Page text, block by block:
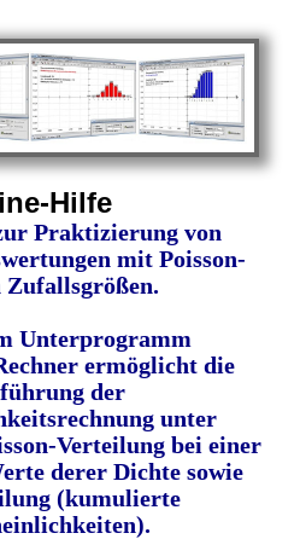
Hilfe
Praktizierung von
mit Poisson-
Unterprogramm
ermöglicht die
der
unter
Verteilung bei einer
derer Dichte sowie
(kumulierte